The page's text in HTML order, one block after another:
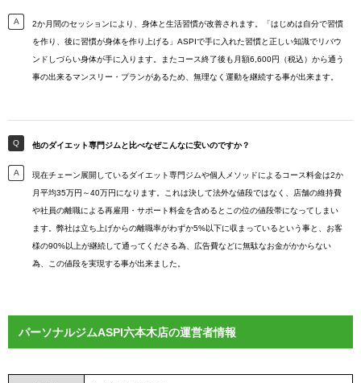
2か月間のセッションにより、身体と生活習慣が改善されます。「はじめは自分で習慣
を作り、後に習慣が身体を作り上げる」ASPIで手に入れた習慣と正しい知識でリバウ
ンドしづらい身体が手に入ります。またコース終了後も月額6,600円（税込）から通う
事の出来るマンスリー・プランがあるため、無理なく運動を継続する事が出来ます。
他のダイエット専門ジムと比べなぜこんなに安いのですか？
現在チェーン展開しているダイエット専門ジムや個人メソッドによるコース料金は2か
月平均35万円～40万円になります。これは決して法外な値段ではなく、店舗の維持費
や社員の離職による再雇用・サポート料金を含めるとこの位の値段帯になってしまい
ます。弊社は立ち上げからの離職率がわずか5%以下に収まっているという事と、お客
様の90%以上が継続して通ってくださる為、広告費などに無駄なお金がかからない
為、この値段を実現する事が出来ました。
パーソナルジムASPI六本木店の運営者情報